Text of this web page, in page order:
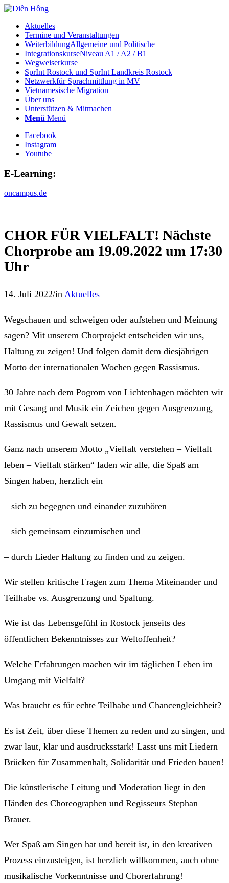
Aktuelles
Termine und Veranstaltungen
WeiterbildungAllgemeine und Politische
IntegrationskurseNiveau A1 / A2 / B1
Wegweiserkurse
SprInt Rostock und SprInt Landkreis Rostock
Netzwerkfür Sprachmittlung in MV
Vietnamesische Migration
Über uns
Unterstützen & Mitmachen
Menü Menü
Facebook
Instagram
Youtube
E-Learning:
oncampus.de
CHOR FÜR VIELFALT! Nächste
Chorprobe am 19.09.2022 um 17:30
Uhr
14. Juli 2022/in Aktuelles
Wegschauen und schweigen oder aufstehen und Meinung
sagen? Mit unserem Chorprojekt entscheiden wir uns,
Haltung zu zeigen! Und folgen damit dem diesjährigen
Motto der internationalen Wochen gegen Rassismus.
30 Jahre nach dem Pogrom von Lichtenhagen möchten wir
mit Gesang und Musik ein Zeichen gegen Ausgrenzung,
Rassismus und Gewalt setzen.
Ganz nach unserem Motto „Vielfalt verstehen – Vielfalt
leben – Vielfalt stärken“ laden wir alle, die Spaß am
Singen haben, herzlich ein
– sich zu begegnen und einander zuzuhören
– sich gemeinsam einzumischen und
– durch Lieder Haltung zu finden und zu zeigen.
Wir stellen kritische Fragen zum Thema Miteinander und
Teilhabe vs. Ausgrenzung und Spaltung.
Wie ist das Lebensgefühl in Rostock jenseits des
öffentlichen Bekenntnisses zur Weltoffenheit?
Welche Erfahrungen machen wir im täglichen Leben im
Umgang mit Vielfalt?
Was braucht es für echte Teilhabe und Chancengleichheit?
Es ist Zeit, über diese Themen zu reden und zu singen, und
zwar laut, klar und ausdrucksstark! Lasst uns mit Liedern
Brücken für Zusammenhalt, Solidarität und Frieden bauen!
Die künstlerische Leitung und Moderation liegt in den
Händen des Choreographen und Regisseurs Stephan
Brauer.
Wer Spaß am Singen hat und bereit ist, in den kreativen
Prozess einzusteigen, ist herzlich willkommen, auch ohne
musikalische Vorkenntnisse und Chorerfahrung!